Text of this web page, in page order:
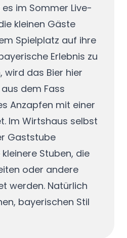
im Sommer Live-
kleinen Gäste
Spielplatz auf ihre
Erlebnis zu
wird das Bier hier
dem Fass
Anzapfen mit einer
Im Wirtshaus selbst
Gaststube
Stuben, die
oder andere
werden. Natürlich
bayerischen Stil